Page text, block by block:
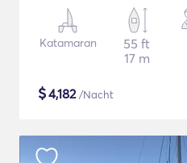
Katamaran
55 ft
17 m
$4,182/Nacht